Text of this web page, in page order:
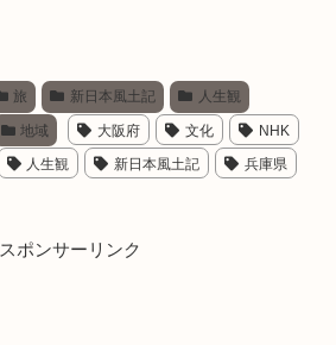
旅 新日本風土記 人生観
地域 大阪府 文化 NHK
人生観 新日本風土記
兵庫県
スポンサーリンク